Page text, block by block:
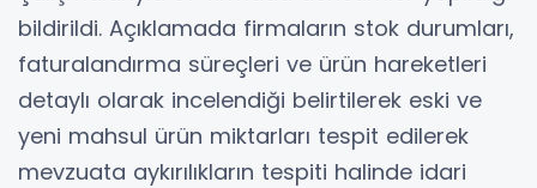
bildirildi. Açıklamada firmaların stok durumları,
faturalandırma süreçleri ve ürün hareketleri
detaylı olarak incelendiği belirtilerek eski ve
yeni mahsul ürün miktarları tespit edilerek
mevzuata aykırılıkların tespiti halinde idari